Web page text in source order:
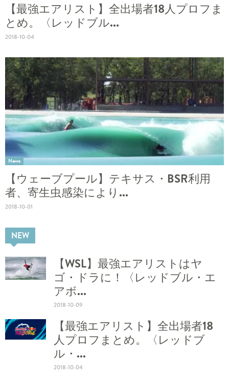
【最強エアリスト】全出場者18人プロフま
とめ。〈レッドブル...
2018-10-04
News
【ウェーブプール】テキサス・BSR利用
者、寄生虫感染により...
2018-10-01
NEW
【WSL】最強エアリストはヤ
ゴ・ドラに！〈レッドブル・エ
アボ...
2018-10-09
【最強エアリスト】全出場者18
人プロフまとめ。〈レッドブ
ル・...
2018-10-04